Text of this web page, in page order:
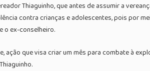
Thiaguinho, que antes de assumir a
contra crianças e adolescentes, pois por
o ex-conselheiro.
ação que visa criar um mês para combate à